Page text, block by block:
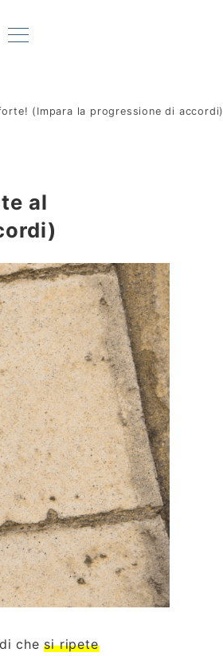
(Impara la progressione di accordi)
al
chesi ripete